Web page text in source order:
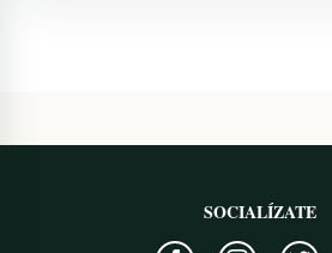
SOCIALÍZATE